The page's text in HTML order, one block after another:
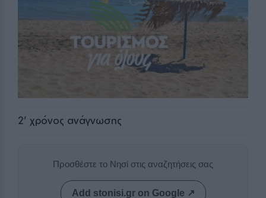
2' χρόνος ανάγνωσης
Προσθέστε το Νησί στις αναζητήσεις σας
Add stonisi.gr on Google ↗